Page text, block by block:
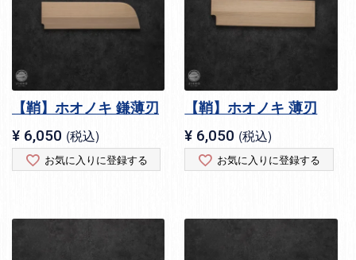
【鞘】ホオノキ 鎌薄刃
¥ 6,050 税込
お気に入りに登録する
【鞘】ホオノキ 薄刃
¥ 6,050 税込
お気に入りに登録する